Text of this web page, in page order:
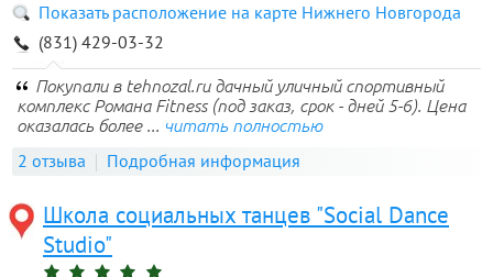
Показать расположение на карте Нижнего Новгорода
(831) 429-03-32
Покупали в tehnozal.ru дачный уличный спортивный
комплекс Романа Fitness (под заказ, срок - дней 5-6). Цена
оказалась более ... читать полностью
2 отзыва Подробная информация
Школа социальных танцев "Social Dance
Studio"